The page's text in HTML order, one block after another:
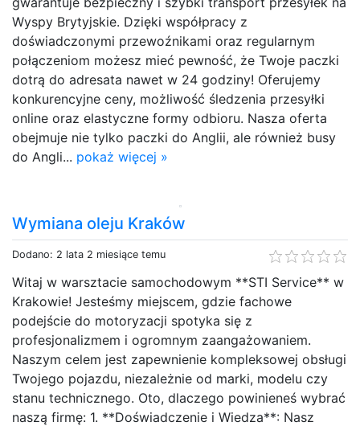
Wyspy Brytyjskie. Dzięki współpracy z
doświadczonymi przewoźnikami oraz regularnym
połączeniom możesz mieć pewność, że Twoje paczki
dotrą do adresata nawet w 24 godziny! Oferujemy
konkurencyjne ceny, możliwość śledzenia przesyłki
online oraz elastyczne formy odbioru. Nasza oferta
obejmuje nie tylko paczki do Anglii, ale również busy
do Angli... pokaż więcej »
Wymiana oleju Kraków
Dodano: 2 lata 2 miesiące temu
Witaj w warsztacie samochodowym **STI Service** w
Krakowie! Jesteśmy miejscem, gdzie fachowe
podejście do motoryzacji spotyka się z
profesjonalizmem i ogromnym zaangażowaniem.
Naszym celem jest zapewnienie kompleksowej obsługi
Twojego pojazdu, niezależnie od marki, modelu czy
stanu technicznego. Oto, dlaczego powinieneś wybrać
naszą firmę: 1. **Doświadczenie i Wiedza**: Nasz